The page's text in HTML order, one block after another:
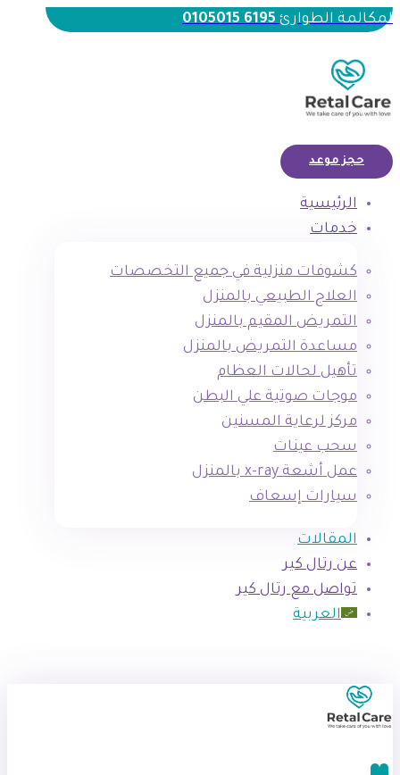
لمكالمة الطوارئ6195 0105015
حجز موعد
الرئيسية
خدمات
كشوفات منزلية في جميع التخصصات
العلاج الطبيعي بالمنزل
التمريض المقيم بالمنزل
مساعدة التمريض بالمنزل
تأهيل لحالات العظام
موجات صوتية علي البطن
مركز لرعاية المسنين
سحب عينات
عمل أشعة x-ray بالمنزل
سيارات إسعاف
المقالات
عن رتال كير
تواصل مع رتال كير
العربية